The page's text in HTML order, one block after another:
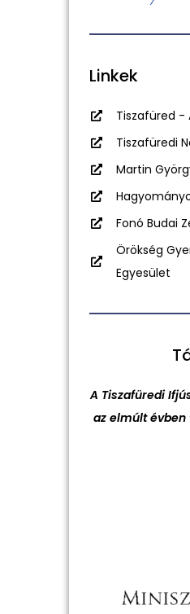
Linkek
Tiszafüred -
Tiszafüredi
Martin
Fonó Budai
Örökség
Egyesület
A Tiszafüredi
az elmúlt